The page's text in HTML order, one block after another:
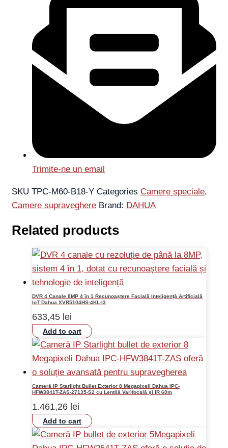
Trimite-ne un email
SKU TPC-M60-B18-Y Categories Camere speciale,
Camere supraveghere Brand: DAHUA
Related products
DVR 4 Canale 8MP 4 în 1 Recunoaștere Facială Inteligență Artificială
IoT Dahua XVR5104HS-4KL-I3
633,45 lei
Add to cart
Cameră IP Starlight Bullet Exterior 8 Megapixeli Dahua IPC-
HFW3841T-ZAS-27135-S2 cu Lentilă Varifocală și IR 60m
1.461,26 lei
Add to cart